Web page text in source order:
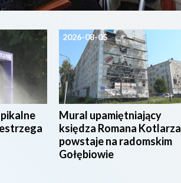
2026-08-05
Mural upamiętniający
księdza Romana Kotlarza
powstaje na radomskim
Gołębiowie